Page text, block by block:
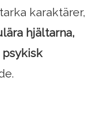
karaktärer,
hjältarna,